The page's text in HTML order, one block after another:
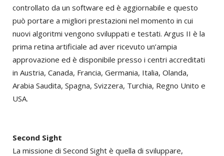
controllato da un software ed è aggiornabile e questo
può portare a migliori prestazioni nel momento in cui
nuovi algoritmi vengono sviluppati e testati. Argus II è la
prima retina artificiale ad aver ricevuto un’ampia
approvazione ed è disponibile presso i centri accreditati
in Austria, Canada, Francia, Germania, Italia, Olanda,
Arabia Saudita, Spagna, Svizzera, Turchia, Regno Unito e
USA.
Second Sight
La missione di Second Sight è quella di sviluppare,